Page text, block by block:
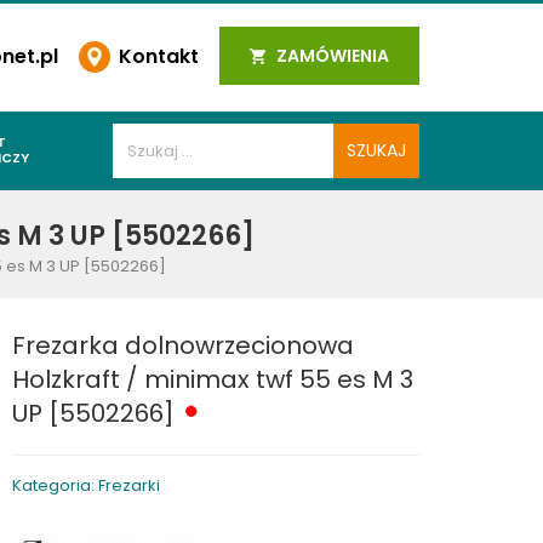
ZAMÓWIENIA
Kontakt
3 UP [5502266]
M 3 UP [5502266]
Frezarka dolnowrzecionowa
Holzkraft / minimax twf 55 es M 3
UP [5502266]
Kategoria: Frezarki